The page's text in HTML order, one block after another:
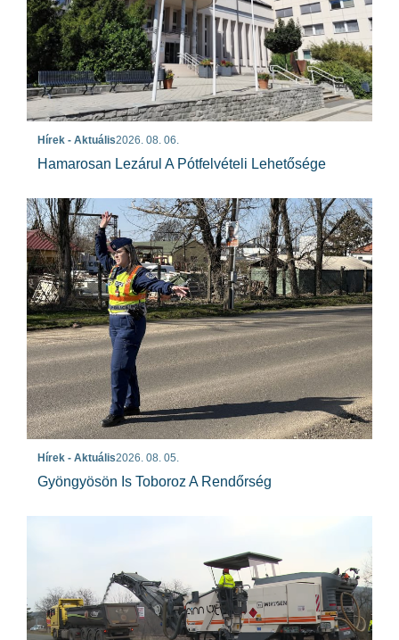
Hírek - Aktuális2026. 08. 06.
Hamarosan Lezárul A Pótfelvételi Lehetősége
Hírek - Aktuális2026. 08. 05.
Gyöngyösön Is Toboroz A Rendőrség